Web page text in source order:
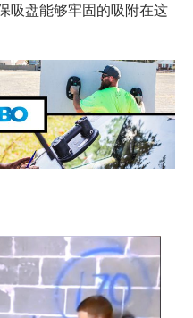
吸盘能够牢固的吸附在这